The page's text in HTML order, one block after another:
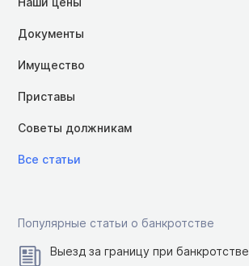
Документы
Имущество
Приставы
Советы должникам
Все статьи
Популярные статьи о банкротстве
Выезд за границу при банкротстве